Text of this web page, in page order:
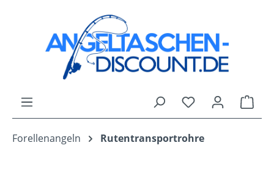
Zum Hauptinhalt springen
Du hast 0
Forellenangeln Rutentransportrohre